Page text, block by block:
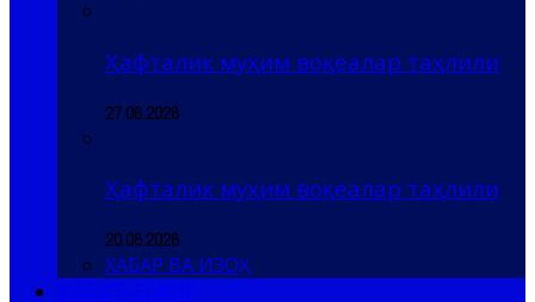
Ҳафталик муҳим воқеалар таҳлили
27.06.2026
Ҳафталик муҳим воқеалар таҳлили
20.06.2026
ХАБАР ВА ИЗОҲ